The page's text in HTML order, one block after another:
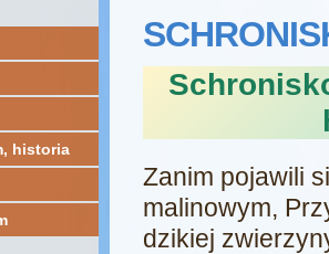
Zanim pojawili
malinowym,
dzikiej
historia